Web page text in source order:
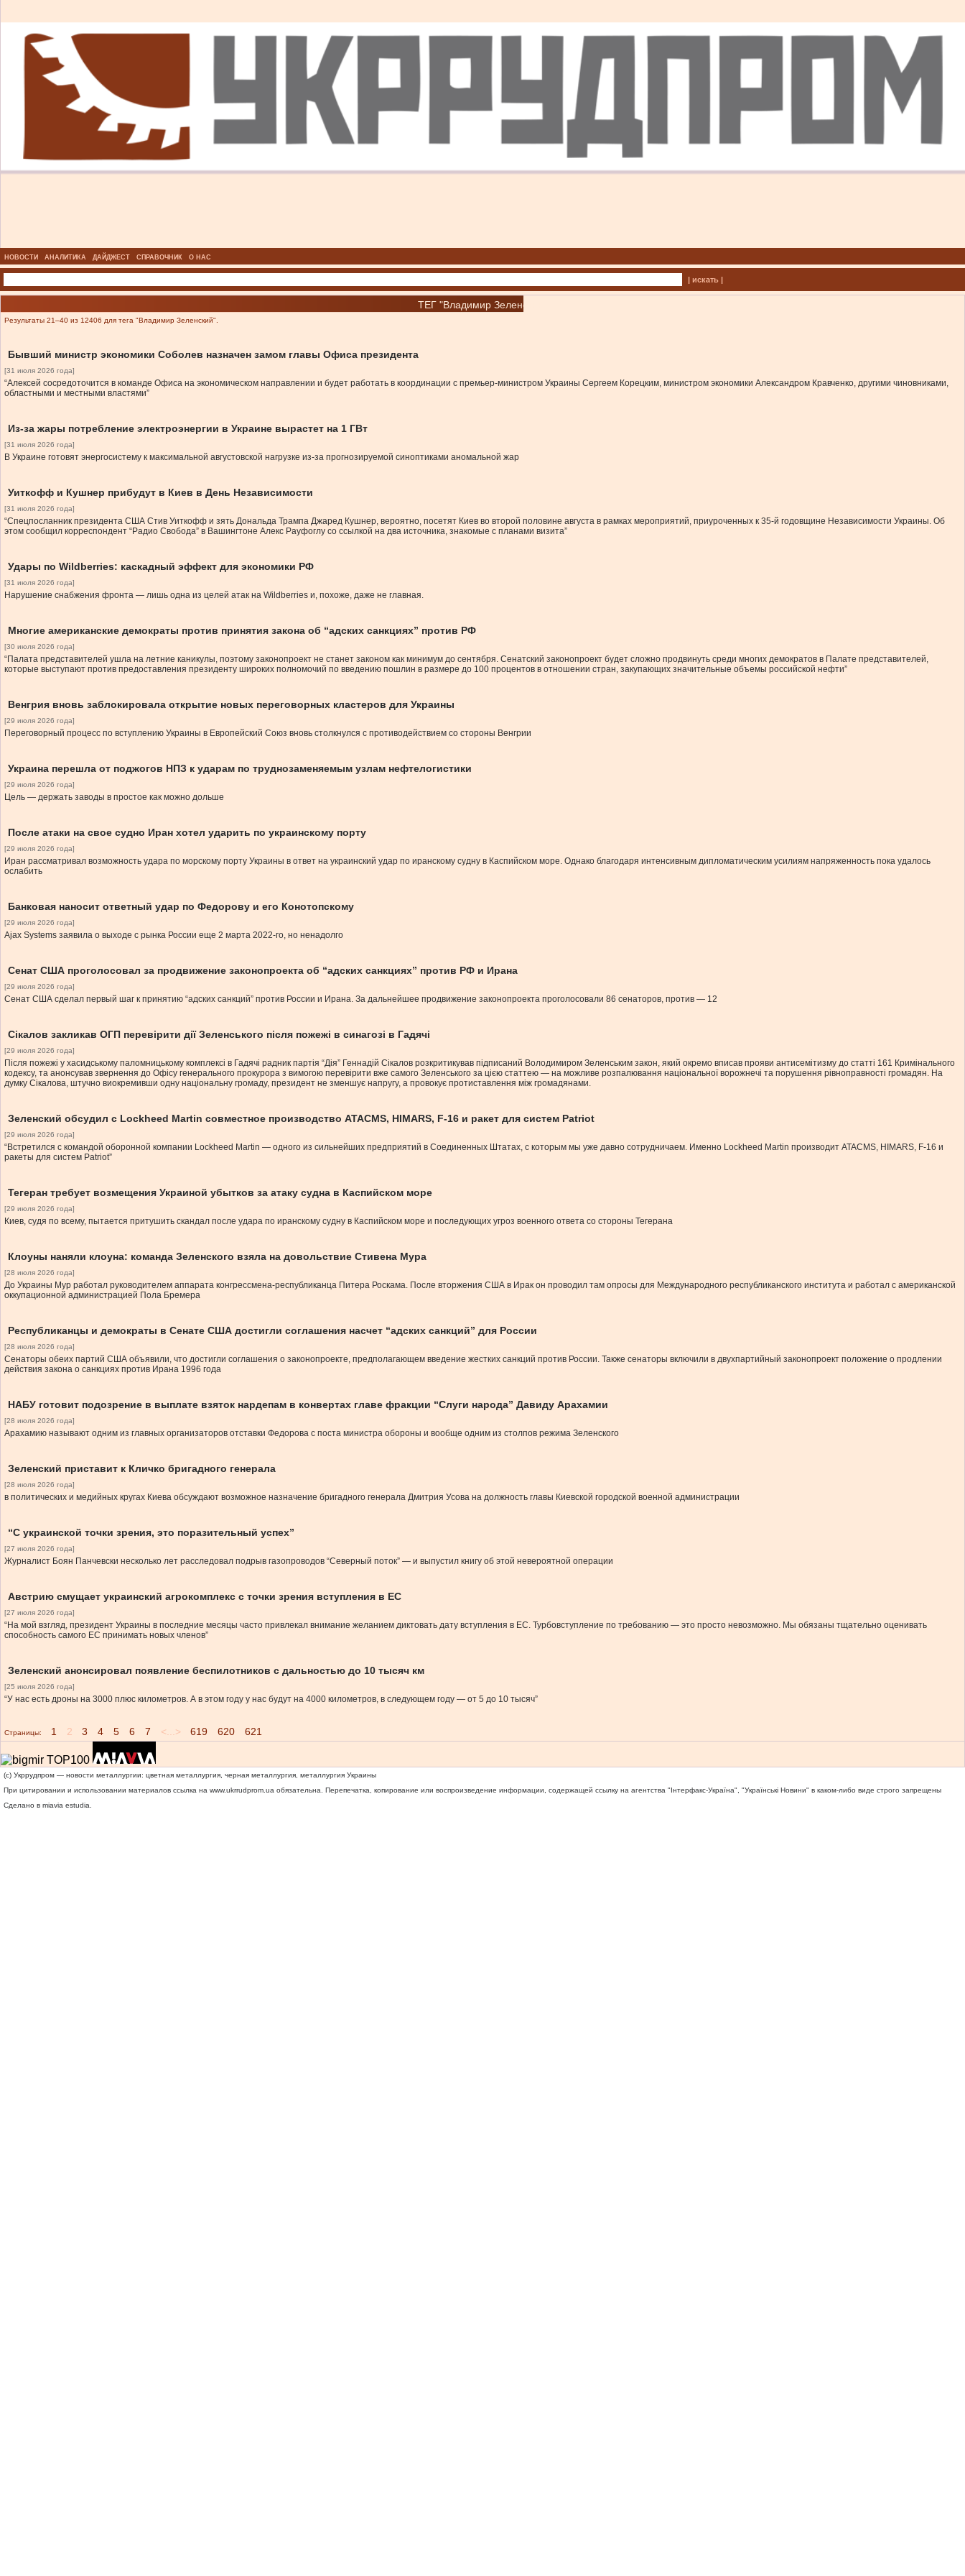
НОВОСТИ АНАЛИТИКА ДАЙДЖЕСТ СПРАВОЧНИК О НАС
| искать |
ТЕГ "Владимир Зеленский"
Результаты 21–40 из 12406 для тега "Владимир Зеленский".
Бывший министр экономики Соболев назначен замом главы Офиса президента
[31 июля 2026 года]
“Алексей сосредоточится в команде Офиса на экономическом направлении и будет работать в координации с премьер-министром Украины Сергеем Корецким, министром экономики Александром Кравченко, другими чиновниками,
областными и местными властями”
Из-за жары потребление электроэнергии в Украине вырастет на 1 ГВт
[31 июля 2026 года]
В Украине готовят энергосистему к максимальной августовской нагрузке из-за прогнозируемой синоптиками аномальной жар
Уиткофф и Кушнер прибудут в Киев в День Независимости
[31 июля 2026 года]
“Спецпосланник президента США Стив Уиткофф и зять Дональда Трампа Джаред Кушнер, вероятно, посетят Киев во второй половине августа в рамках мероприятий, приуроченных к 35-й годовщине Независимости Украины. Об
этом сообщил корреспондент “Радио Свобода” в Вашингтоне Алекс Рауфоглу со ссылкой на два источника, знакомые с планами визита”
Удары по Wildberries: каскадный эффект для экономики РФ
[31 июля 2026 года]
Нарушение снабжения фронта — лишь одна из целей атак на Wildberries и, похоже, даже не главная.
Многие американские демократы против принятия закона об “адских санкциях” против РФ
[30 июля 2026 года]
“Палата представителей ушла на летние каникулы, поэтому законопроект не станет законом как минимум до сентября. Сенатский законопроект будет сложно продвинуть среди многих демократов в Палате представителей,
которые выступают против предоставления президенту широких полномочий по введению пошлин в размере до 100 процентов в отношении стран, закупающих значительные объемы российской нефти”
Венгрия вновь заблокировала открытие новых переговорных кластеров для Украины
[29 июля 2026 года]
Переговорный процесс по вступлению Украины в Европейский Союз вновь столкнулся с противодействием со стороны Венгрии
Украина перешла от поджогов НПЗ к ударам по труднозаменяемым узлам нефтелогистики
[29 июля 2026 года]
Цель — держать заводы в простое как можно дольше
После атаки на свое судно Иран хотел ударить по украинскому порту
[29 июля 2026 года]
Иран рассматривал возможность удара по морскому порту Украины в ответ на украинский удар по иранскому судну в Каспийском море. Однако благодаря интенсивным дипломатическим усилиям напряженность пока удалось
ослабить
Банковая наносит ответный удар по Федорову и его Конотопскому
[29 июля 2026 года]
Ajax Systems заявила о выходе с рынка России еще 2 марта 2022-го, но ненадолго
Сенат США проголосовал за продвижение законопроекта об “адских санкциях” против РФ и Ирана
[29 июля 2026 года]
Сенат США сделал первый шаг к принятию “адских санкций” против России и Ирана. За дальнейшее продвижение законопроекта проголосовали 86 сенаторов, против — 12
Сікалов закликав ОГП перевірити дії Зеленського після пожежі в синагозі в Гадячі
[29 июля 2026 года]
Після пожежі у хасидському паломницькому комплексі в Гадячі радник партія “Дія” Геннадій Сікалов розкритикував підписаний Володимиром Зеленським закон, який окремо вписав прояви антисемітизму до статті 161 Кримінального
кодексу, та анонсував звернення до Офісу генерального прокурора з вимогою перевірити вже самого Зеленського за цією статтею — на можливе розпалювання національної ворожнечі та порушення рівноправності громадян. На
думку Сікалова, штучно виокремивши одну національну громаду, президент не зменшує напругу, а провокує протиставлення між громадянами.
Зеленский обсудил с Lockheed Martin совместное производство ATACMS, HIMARS, F-16 и ракет для систем Patriot
[29 июля 2026 года]
“Встретился с командой оборонной компании Lockheed Martin — одного из сильнейших предприятий в Соединенных Штатах, с которым мы уже давно сотрудничаем. Именно Lockheed Martin производит ATACMS, HIMARS, F-16 и
ракеты для систем Patriot”
Тегеран требует возмещения Украиной убытков за атаку судна в Каспийском море
[29 июля 2026 года]
Киев, судя по всему, пытается притушить скандал после удара по иранскому судну в Каспийском море и последующих угроз военного ответа со стороны Тегерана
Клоуны наняли клоуна: команда Зеленского взяла на довольствие Стивена Мура
[28 июля 2026 года]
До Украины Мур работал руководителем аппарата конгрессмена-республиканца Питера Роскама. После вторжения США в Ирак он проводил там опросы для Международного республиканского института и работал с американской
оккупационной администрацией Пола Бремера
Республиканцы и демократы в Сенате США достигли соглашения насчет “адских санкций” для России
[28 июля 2026 года]
Сенаторы обеих партий США объявили, что достигли соглашения о законопроекте, предполагающем введение жестких санкций против России. Также сенаторы включили в двухпартийный законопроект положение о продлении
действия закона о санкциях против Ирана 1996 года
НАБУ готовит подозрение в выплате взяток нардепам в конвертах главе фракции “Слуги народа” Давиду Арахамии
[28 июля 2026 года]
Арахамию называют одним из главных организаторов отставки Федорова с поста министра обороны и вообще одним из столпов режима Зеленского
Зеленский приставит к Кличко бригадного генерала
[28 июля 2026 года]
в политических и медийных кругах Киева обсуждают возможное назначение бригадного генерала Дмитрия Усова на должность главы Киевской городской военной администрации
“С украинской точки зрения, это поразительный успех”
[27 июля 2026 года]
Журналист Боян Панчевски несколько лет расследовал подрыв газопроводов “Северный поток” — и выпустил книгу об этой невероятной операции
Австрию смущает украинский агрокомплекс с точки зрения вступления в ЕС
[27 июля 2026 года]
“На мой взгляд, президент Украины в последние месяцы часто привлекал внимание желанием диктовать дату вступления в ЕС. Турбовступление по требованию — это просто невозможно. Мы обязаны тщательно оценивать
способность самого ЕС принимать новых членов”
Зеленский анонсировал появление беспилотников с дальностью до 10 тысяч км
[25 июля 2026 года]
“У нас есть дроны на 3000 плюс километров. А в этом году у нас будут на 4000 километров, в следующем году — от 5 до 10 тысяч”
Страницы: 1 2 3 4 5 6 7 <...> 619 620 621
(c) Укррудпром — новости металлургии: цветная металлургия, черная металлургия, металлургия Украины
При цитировании и использовании материалов ссылка на www.ukrrudprom.ua обязательна. Перепечатка, копирование или воспроизведение информации, содержащей ссылку на агентства "Iнтерфакс-Україна", "Українськi Новини" в каком-либо виде строго запрещены
Сделано в miavia estudia.